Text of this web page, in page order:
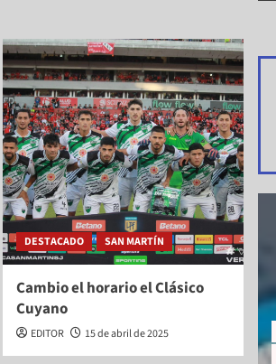
DESTACADO SAN MARTÍN
Cambio el horario el Clásico
Cuyano
EDITOR 15 de abril de 2025